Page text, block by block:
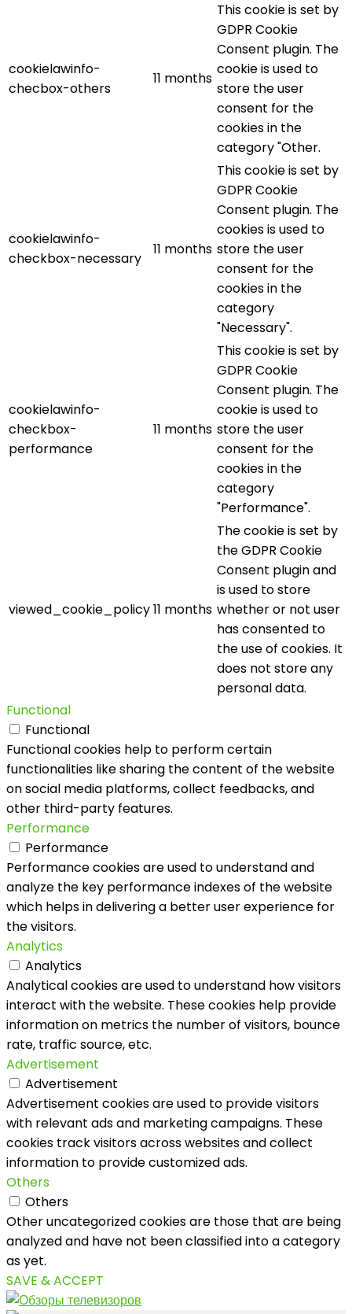
cookielawinfo-
checbox-others
11 months
This cookie is set by
GDPR Cookie
Consent plugin. The
cookie is used to
store the user
consent for the
cookies in the
category "Other.
cookielawinfo-
checkbox-necessary
11 months
This cookie is set by
GDPR Cookie
Consent plugin. The
cookies is used to
store the user
consent for the
cookies in the
category
"Necessary".
cookielawinfo-
checkbox-
performance
11 months
This cookie is set by
GDPR Cookie
Consent plugin. The
cookie is used to
store the user
consent for the
cookies in the
category
"Performance".
viewed_cookie_policy11 months
The cookie is set by
the GDPR Cookie
Consent plugin and
is used to store
whether or not user
has consented to
the use of cookies. It
does not store any
personal data.
Functional
Functional
Functional cookies help to perform certain
functionalities like sharing the content of the website
on social media platforms, collect feedbacks, and
other third-party features.
Performance
Performance
Performance cookies are used to understand and
analyze the key performance indexes of the website
which helps in delivering a better user experience for
the visitors.
Analytics
Analytics
Analytical cookies are used to understand how visitors
interact with the website. These cookies help provide
information on metrics the number of visitors, bounce
rate, traffic source, etc.
Advertisement
Advertisement
Advertisement cookies are used to provide visitors
with relevant ads and marketing campaigns. These
cookies track visitors across websites and collect
information to provide customized ads.
Others
Others
Other uncategorized cookies are those that are being
analyzed and have not been classified into a category
as yet.
SAVE & ACCEPT